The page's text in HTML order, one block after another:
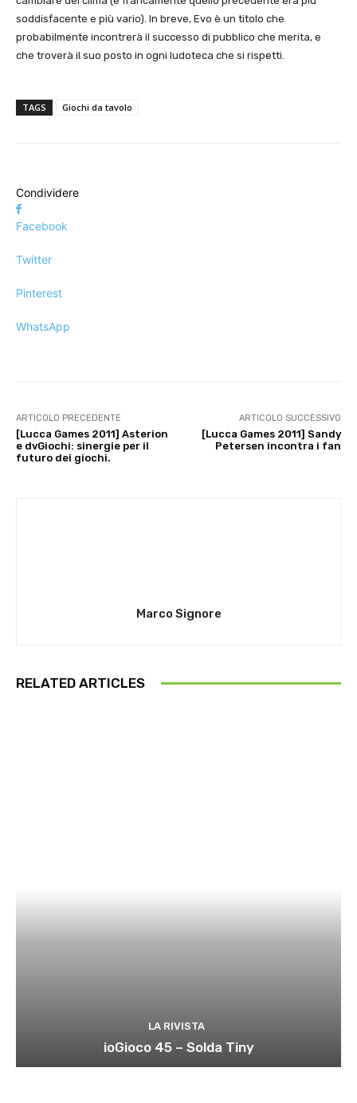
soddisfacente e più vario). In breve, Evo è un titolo che
probabilmente incontrerà il successo di pubblico che merita, e
che troverà il suo posto in ogni ludoteca che si rispetti.
TAGS Giochi da tavolo
Condividere
Facebook
Twitter
Pinterest
WhatsApp
ARTICOLO PRECEDENTE
[Lucca Games 2011] Asterion
e dvGiochi: sinergie per il
futuro dei giochi.
ARTICOLO SUCCESSIVO
[Lucca Games 2011] Sandy
Petersen incontra i fan
Marco Signore
RELATED ARTICLES
LA RIVISTA
ioGioco 45 – Solda Tiny